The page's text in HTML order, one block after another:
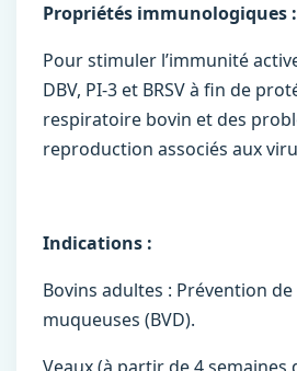
Propriétés immunologiques :
Pour stimuler l’immunité
DBV, PI-3 et BRSV à fin de
respiratoire bovin et des
reproduction associés aux
Indications :
Bovins adultes : Prévention
muqueuses (BVD).